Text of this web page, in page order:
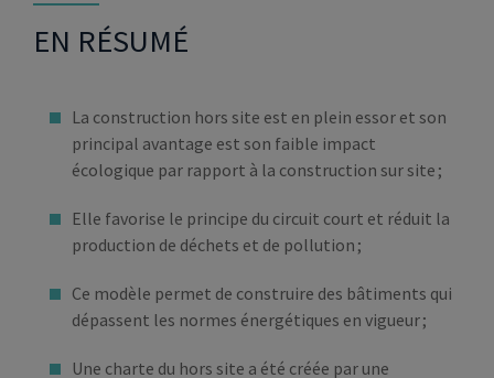
EN RÉSUMÉ
La construction hors site est en plein essor et son
principal avantage est son faible impact
écologique par rapport à la construction sur site ;
Elle favorise le principe du circuit court et réduit la
production de déchets et de pollution ;
Ce modèle permet de construire des bâtiments qui
dépassent les normes énergétiques en vigueur ;
Une charte du hors site a été créée par une